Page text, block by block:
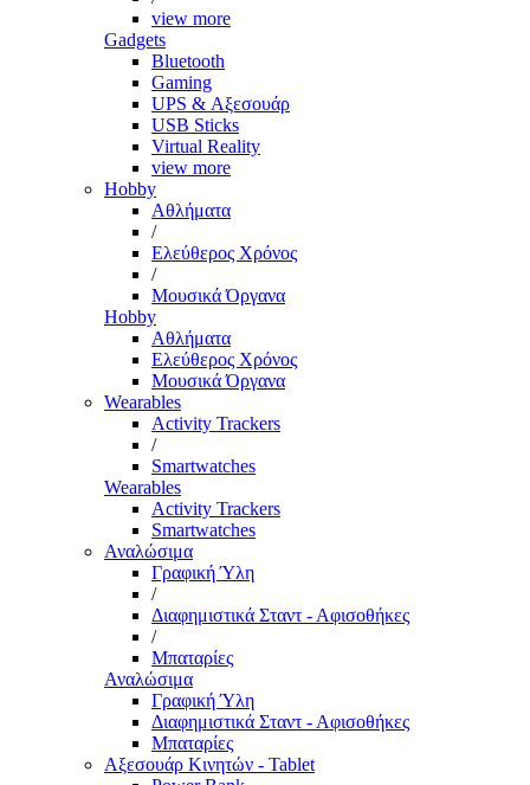
view more
Gadgets
Bluetooth
Gaming
UPS & Αξεσουάρ
USB Sticks
Virtual Reality
view more
Hobby
Αθλήματα
/
Ελεύθερος Χρόνος
/
Μουσικά Όργανα
Hobby
Αθλήματα
Ελεύθερος Χρόνος
Μουσικά Όργανα
Wearables
Activity Trackers
/
Smartwatches
Wearables
Activity Trackers
Smartwatches
Αναλώσιμα
Γραφική Ύλη
/
Διαφημιστικά Σταντ - Αφισοθήκες
/
Μπαταρίες
Αναλώσιμα
Γραφική Ύλη
Διαφημιστικά Σταντ - Αφισοθήκες
Μπαταρίες
Αξεσουάρ Κινητών - Tablet